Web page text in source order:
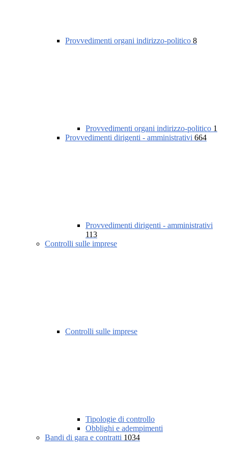
Provvedimenti organi indirizzo-politico 8
Provvedimenti organi indirizzo-politico 1
Provvedimenti dirigenti - amministrativi 664
Provvedimenti dirigenti - amministrativi
113
Controlli sulle imprese
Controlli sulle imprese
Tipologie di controllo
Obblighi e adempimenti
Bandi di gara e contratti 1034